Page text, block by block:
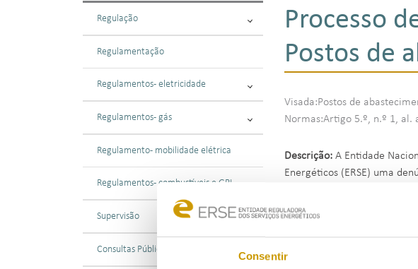
Consentir
Regulação
Regulamentação
Regulamentos - eletricidade
Regulamentos - gás
Regulamento - mobilidade elétrica
Regulamentos - combustíveis e GPL
Supervisão
Consultas Públicas
Processo
Postos de
Visada:Postos de
Normas:Artigo 5.º, n.º 1,
Descrição: A Entidade
Energéticos (ERSE) uma
explorado pela visada, por
de Reclamações existente
Tendo esta entidade